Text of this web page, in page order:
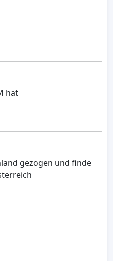
hat
gezogen und finde